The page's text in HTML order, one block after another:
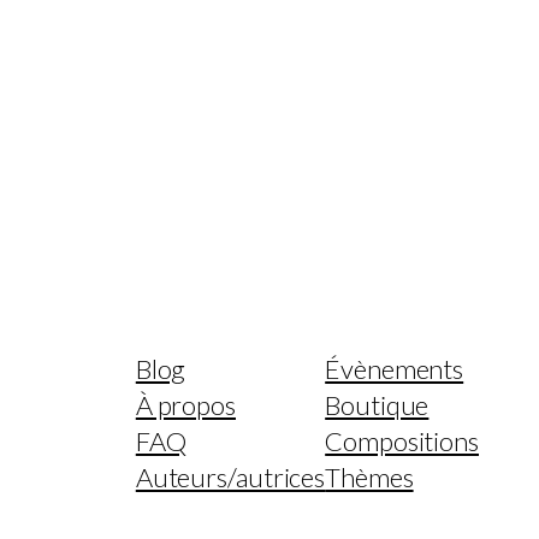
Blog
À propos
FAQ
Auteurs/autrices
Évènements
Boutique
Compositions
Thèmes